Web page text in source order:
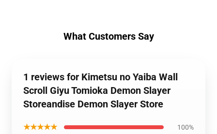
What Customers Say
1 reviews for Kimetsu no Yaiba Wall
Scroll Giyu Tomioka Demon Slayer
Storeandise Demon Slayer Store
★★★★★ 100%